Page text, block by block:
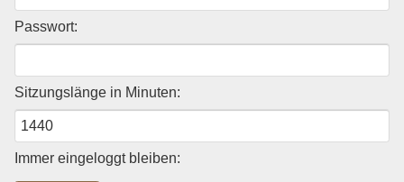
Passwort:
Sitzungslänge in Minuten:
Immer eingeloggt bleiben: